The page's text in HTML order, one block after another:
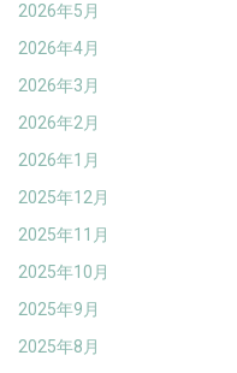
2026年5月
2026年4月
2026年3月
2026年2月
2026年1月
2025年12月
2025年11月
2025年10月
2025年9月
2025年8月